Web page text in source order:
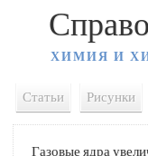
ХИМИЯ И
Статьи Рисунки
Газовые ядра